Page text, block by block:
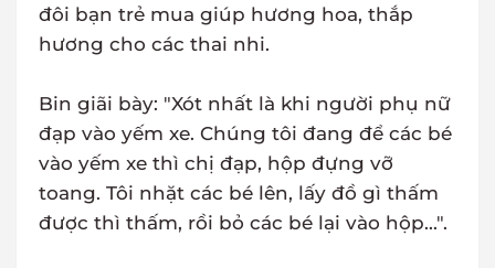
đôi bạn trẻ mua giúp hương hoa, thắp
hương cho các thai nhi.
Bin giãi bày: "Xót nhất là khi người phụ nữ
đạp vào yếm xe. Chúng tôi đang để các bé
vào yếm xe thì chị đạp, hộp đựng vỡ
toang. Tôi nhặt các bé lên, lấy đồ gì thấm
được thì thấm, rồi bỏ các bé lại vào hộp...".